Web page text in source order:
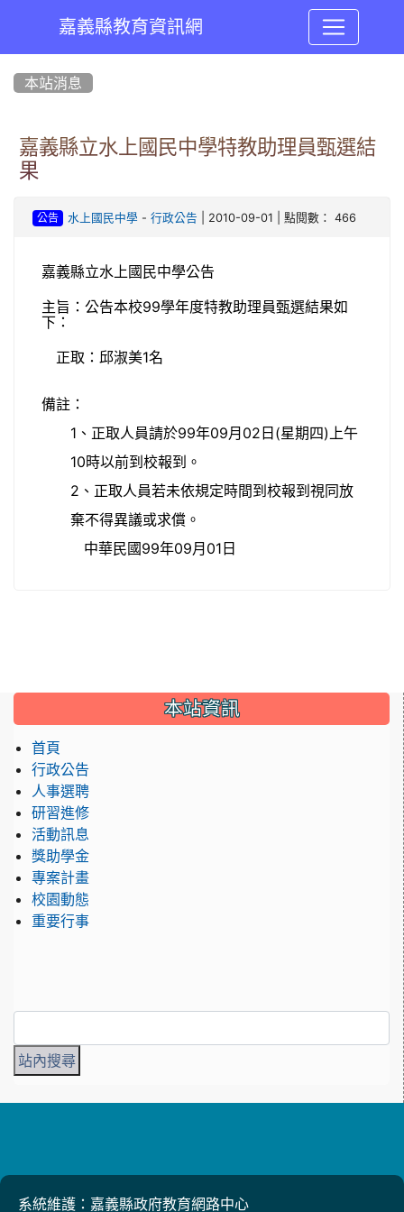
嘉義縣教育資訊網
本站消息
嘉義縣立水上國民中學特教助理員甄選結
果
公告 水上國民中學- 行政公告 | 2010-09-01 | 點閱數： 466
嘉義縣立水上國民中學公告
主旨：公告本校99學年度特教助理員甄選結果如
下：
正取：邱淑美1名
備註：
1、正取人員請於99年09月02日(星期四)上午
10時以前到校報到。
2、正取人員若未依規定時間到校報到視同放
棄不得異議或求償。
中華民國99年09月01日
::: 本站資訊
首頁
行政公告
人事選聘
研習進修
活動訊息
獎助學金
專案計畫
校園動態
重要行事
系統維護：嘉義縣政府教育網路中心